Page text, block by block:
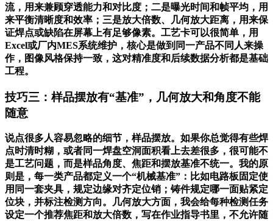
流，用来兼顾穿透能力和对比度；二是曝光时间和帧平均，用
来平衡清晰度和效率；三是放大倍数、几何放大距离，用来保
证焊点或缺陷在屏幕上有足够像素。工艺卡可以很简单，用
Excel或厂内MES系统维护，核心是做到同一产品不同人来操
作，图像风格保持一致，这对精准度和后续数据分析都是基础
工程。
技巧三：样品摆放有“基准”，几何放大和角度不能
随意
说点很多人容易忽略的细节，样品摆放。如果你总觉得有些焊
点时清时糊，或者同一焊盘空洞面积看上去差很多，很可能不
是工艺问题，而是样品角度、焦距和摆放基准不统一。我的原
则是，每一类产品都定义一个“机械基准”：比如电路板固定使
用同一套夹具，规定边缘对齐定位销；铸件规定哪一面贴紧定
位块，并标注检测方向。几何放大方面，我会给每种检测任务
设定一个推荐焦距和放大倍数，写在作业指导书里，不允许随